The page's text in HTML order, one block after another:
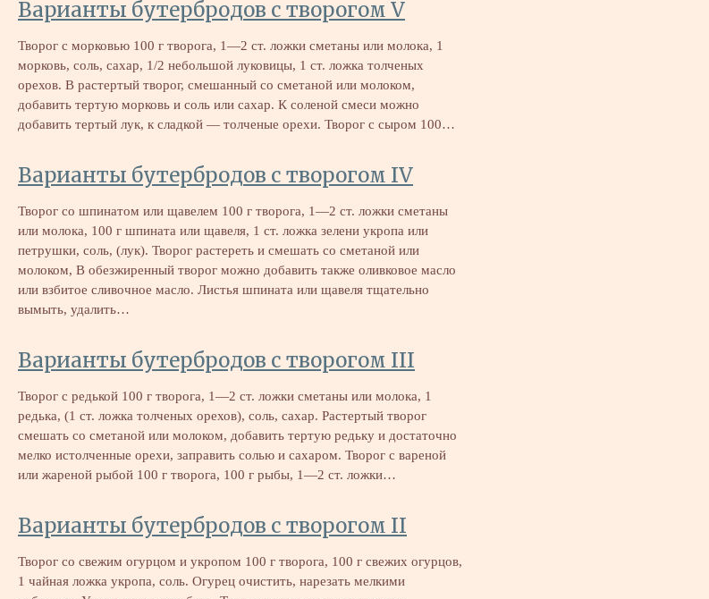
Варианты бутербродов с творогом V
Творог с морковью 100 г творога, 1—2 ст. ложки сметаны или молока, 1
морковь, соль, сахар, 1/2 небольшой луковицы, 1 ст. ложка толченых
орехов. В растертый творог, смешанный со сметаной или молоком,
добавить тертую морковь и соль или сахар. К соленой смеси можно
добавить тертый лук, к сладкой — толченые орехи. Творог с сыром 100…
Варианты бутербродов с творогом IV
Творог со шпинатом или щавелем 100 г творога, 1—2 ст. ложки сметаны
или молока, 100 г шпината или щавеля, 1 ст. ложка зелени укропа или
петрушки, соль, (лук). Творог растереть и смешать со сметаной или
молоком, В обезжиренный творог можно добавить также оливковое масло
или взбитое сливочное масло. Листья шпината или щавеля тщательно
вымыть, удалить…
Варианты бутербродов с творогом III
Творог с редькой 100 г творога, 1—2 ст. ложки сметаны или молока, 1
редька, (1 ст. ложка толченых орехов), соль, сахар. Растертый творог
смешать со сметаной или молоком, добавить тертую редьку и достаточно
мелко истолченные орехи, заправить солью и сахаром. Творог с вареной
или жареной рыбой 100 г творога, 100 г рыбы, 1—2 ст. ложки…
Варианты бутербродов с творогом II
Творог со свежим огурцом и укропом 100 г творога, 100 г свежих огурцов,
1 чайная ложка укропа, соль. Огурец очистить, нарезать мелкими